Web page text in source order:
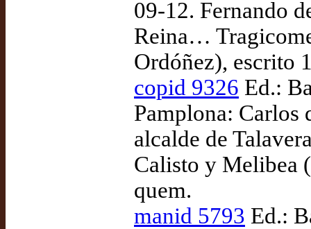
09-12. Fernando
Reina…
Ordóñez), escrito
copid 9326 Ed.:
Pamplona: Carlos
alcalde de
Calisto y Melibea
quem.
manid 5793 Ed.: